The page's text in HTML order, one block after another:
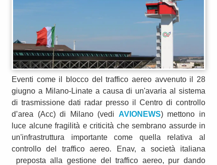
Eventi come il blocco del traffico aereo avvenuto il 28
giugno a Milano-Linate a causa di un'avaria al sistema
di trasmissione dati radar presso il Centro di controllo
d’area (Acc) di Milano (vedi AVIONEWS) mettono in
luce alcune fragilità e criticità che sembrano assurde in
un'infrastruttura importante come quella relativa al
controllo del traffico aereo. Enav, a società italiana
preposta alla gestione del traffico aereo, pur dando